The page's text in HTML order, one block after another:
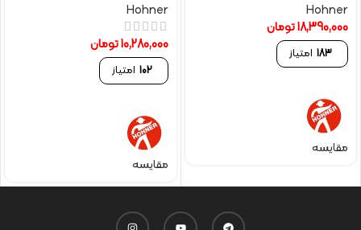
Hohner
18,390,000تومان
183 امتیاز
مقایسه
Hohner
10,280,000تومان
102 امتیاز
مقایسه